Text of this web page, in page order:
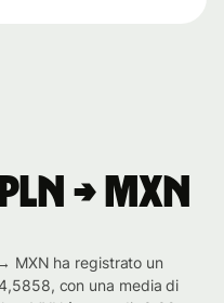
→ MXN
MXN ha registrato un
con una media di